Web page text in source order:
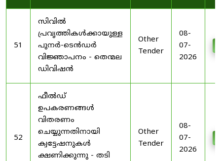
51
സിവിൽ
പ്രവൃത്തികൾക്കായുള്ള
പുനർ-ടെൻഡർ
വിജ്ഞാപനം - തെന്മല
ഡിവിഷൻ
Other
Tender
08-
07-
2026
52
ഫീൽഡ്
ഉപകരണങ്ങൾ
വിതരണം
ചെയ്യുന്നതിനായി
ക്വട്ടേഷനുകൾ
ക്ഷണിക്കുന്നു - തടി
Other
Tender
08-
07-
2026